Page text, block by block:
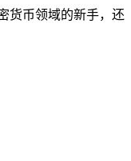
货币领域的新手，还